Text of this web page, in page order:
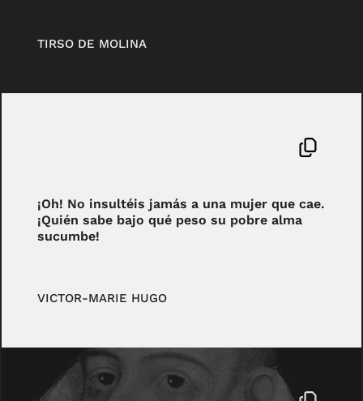
TIRSO DE MOLINA
¡Oh! No insultéis jamás a una mujer que cae.
¡Quién sabe bajo qué peso su pobre alma
sucumbe!
VICTOR-MARIE HUGO